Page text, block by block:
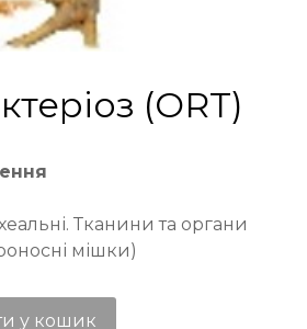
(ОRТ)
Тканини та органи
мішки)
у кошик